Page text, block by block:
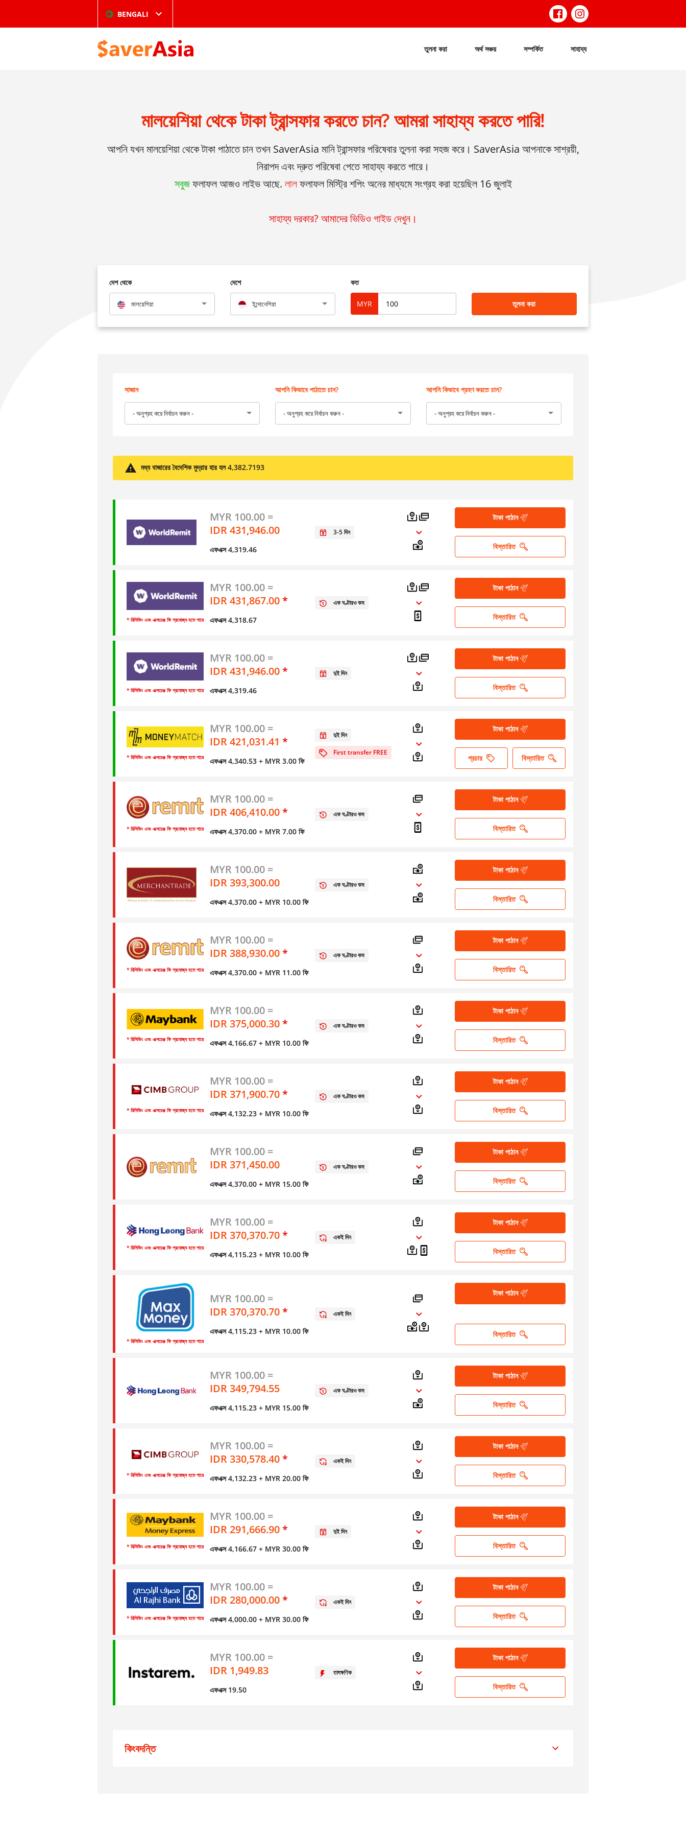
BENGALI
তুলনা করা অর্থ সঞ্চয় সম্পর্কিত সাহায্য
মালয়েশিয়া থেকে টাকা ট্রান্সফার করতে চান? আমরা সাহায্য করতে পারি!
আপনি যখন মালয়েশিয়া থেকে টাকা পাঠাতে চান তখন SaverAsia মানি ট্রান্সফার পরিষেবার তুলনা করা সহজ করে। SaverAsia আপনাকে সাশ্রয়ী,
নিরাপদ এবং দ্রুত পরিষেবা পেতে সাহায্য করতে পারে।
সবুজফলাফল আজও লাইভ আছে. লালফলাফল মিস্ট্রি শপিং অনের মাধ্যমে সংগ্রহ করা হয়েছিল 16 জুলাই
সাহায্য দরকার? আমাদের ভিডিও গাইড দেখুন।
দেশ থেকে
মালয়েশিয়া
দেশে
ইন্দোনেশিয়া
কত
MYR তুলনা করা
সাজান
- অনুগ্রহ করে নির্বাচন করুন -
আপনি কিভাবে পাঠাতে চান?
- অনুগ্রহ করে নির্বাচন করুন -
আপনি কিভাবে গ্রহণ করতে চান?
- অনুগ্রহ করে নির্বাচন করুন -
মধ্য বাজারের বৈদেশিক মুদ্রার হার হল 4,382.7193
MYR 100.00 =
IDR 431,946.00
এফএক্স 4,319.46
3-5 দিন
টাকা পাঠান
বিস্তারিত
* রিসিভিং এবং এক্সচেঞ্জ ফি প্রযোজ্য হতে পারে
MYR 100.00 =
IDR 431,867.00*
এফএক্স 4,318.67
এক ঘণ্টারও কম
টাকা পাঠান
বিস্তারিত
* রিসিভিং এবং এক্সচেঞ্জ ফি প্রযোজ্য হতে পারে
MYR 100.00 =
IDR 431,946.00*
এফএক্স 4,319.46
দুই দিন
টাকা পাঠান
বিস্তারিত
* রিসিভিং এবং এক্সচেঞ্জ ফি প্রযোজ্য হতে পারে
MYR 100.00 =
IDR 421,031.41*
এফএক্স 4,340.53 + MYR 3.00 ফি
দুই দিন
First transfer FREE
টাকা পাঠান
প্রচার বিস্তারিত
* রিসিভিং এবং এক্সচেঞ্জ ফি প্রযোজ্য হতে পারে
MYR 100.00 =
IDR 406,410.00*
এফএক্স 4,370.00 + MYR 7.00 ফি
এক ঘণ্টারও কম
টাকা পাঠান
বিস্তারিত
MYR 100.00 =
IDR 393,300.00
এফএক্স 4,370.00 + MYR 10.00 ফি
এক ঘণ্টারও কম
টাকা পাঠান
বিস্তারিত
* রিসিভিং এবং এক্সচেঞ্জ ফি প্রযোজ্য হতে পারে
MYR 100.00 =
IDR 388,930.00*
এফএক্স 4,370.00 + MYR 11.00 ফি
এক ঘণ্টারও কম
টাকা পাঠান
বিস্তারিত
* রিসিভিং এবং এক্সচেঞ্জ ফি প্রযোজ্য হতে পারে
MYR 100.00 =
IDR 375,000.30*
এফএক্স 4,166.67 + MYR 10.00 ফি
এক ঘণ্টারও কম
টাকা পাঠান
বিস্তারিত
* রিসিভিং এবং এক্সচেঞ্জ ফি প্রযোজ্য হতে পারে
MYR 100.00 =
IDR 371,900.70*
এফএক্স 4,132.23 + MYR 10.00 ফি
এক ঘণ্টারও কম
টাকা পাঠান
বিস্তারিত
MYR 100.00 =
IDR 371,450.00
এফএক্স 4,370.00 + MYR 15.00 ফি
এক ঘণ্টারও কম
টাকা পাঠান
বিস্তারিত
* রিসিভিং এবং এক্সচেঞ্জ ফি প্রযোজ্য হতে পারে
MYR 100.00 =
IDR 370,370.70*
এফএক্স 4,115.23 + MYR 10.00 ফি
একই দিন
টাকা পাঠান
বিস্তারিত
* রিসিভিং এবং এক্সচেঞ্জ ফি প্রযোজ্য হতে পারে
MYR 100.00 =
IDR 370,370.70*
এফএক্স 4,115.23 + MYR 10.00 ফি
একই দিন
টাকা পাঠান
বিস্তারিত
MYR 100.00 =
IDR 349,794.55
এফএক্স 4,115.23 + MYR 15.00 ফি
এক ঘণ্টারও কম
টাকা পাঠান
বিস্তারিত
* রিসিভিং এবং এক্সচেঞ্জ ফি প্রযোজ্য হতে পারে
MYR 100.00 =
IDR 330,578.40*
এফএক্স 4,132.23 + MYR 20.00 ফি
একই দিন
টাকা পাঠান
বিস্তারিত
* রিসিভিং এবং এক্সচেঞ্জ ফি প্রযোজ্য হতে পারে
MYR 100.00 =
IDR 291,666.90*
এফএক্স 4,166.67 + MYR 30.00 ফি
দুই দিন
টাকা পাঠান
বিস্তারিত
* রিসিভিং এবং এক্সচেঞ্জ ফি প্রযোজ্য হতে পারে
MYR 100.00 =
IDR 280,000.00*
এফএক্স 4,000.00 + MYR 30.00 ফি
একই দিন
টাকা পাঠান
বিস্তারিত
MYR 100.00 =
IDR 1,949.83
এফএক্স 19.50
তাৎক্ষণিক
টাকা পাঠান
বিস্তারিত
কিংবদন্তি